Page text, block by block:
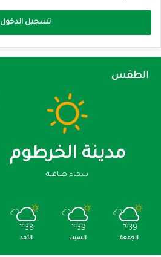
تسجيل الدخول
الطقس
مدينة الخرطوم
سماء صافية
39
℃
الجمعة
39
℃
السبت
38
℃
الأحد